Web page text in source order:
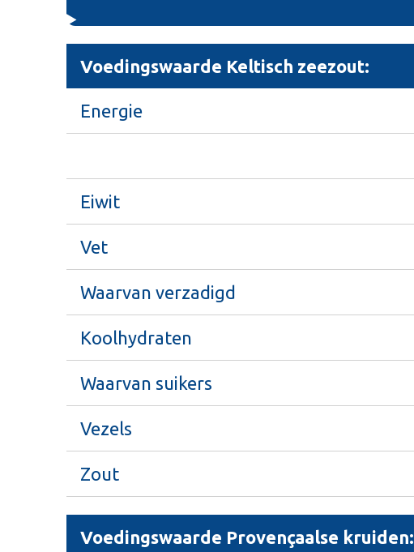
Voedingswaarde Keltisch zeezout:
Energie
Eiwit
Vet
Waarvan verzadigd
Koolhydraten
Waarvan suikers
Vezels
Zout
Voedingswaarde Provençaalse kruiden: